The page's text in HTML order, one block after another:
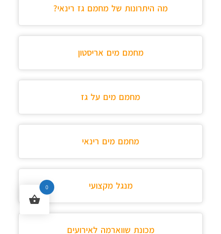
מה היתרונות של מחמם גז רינאי?
מחמם מים אריסטון
מחמם מים על גז
מחמם מים רינאי
מנגל מקצועי
מכונת שווארמה לאירועים
0